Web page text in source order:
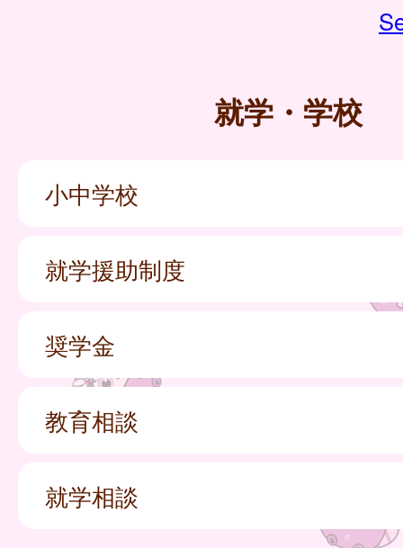
就学・学校
小中学校
就学援助制度
奨学金
教育相談
就学相談